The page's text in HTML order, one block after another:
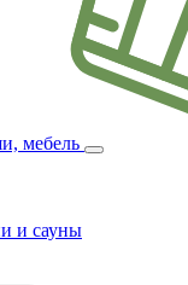
мебель
и сауны